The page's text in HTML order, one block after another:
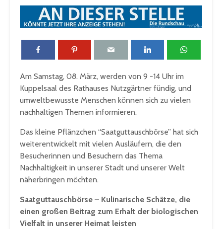
Am Samstag, 08. März, werden von 9 -14 Uhr im
Kuppelsaal des Rathauses Nutzgärtner fündig, und
umweltbewusste Menschen können sich zu vielen
nachhaltigen Themen informieren.
Das kleine Pflänzchen “Saatguttauschbörse” hat sich
weiterentwickelt mit vielen Ausläufern, die den
Besucherinnen und Besuchern das Thema
Nachhaltigkeit in unserer Stadt und unserer Welt
näherbringen möchten.
Saatguttauschbörse – Kulinarische Schätze, die
einen großen Beitrag zum Erhalt der biologischen
Vielfalt in unserer Heimat leisten